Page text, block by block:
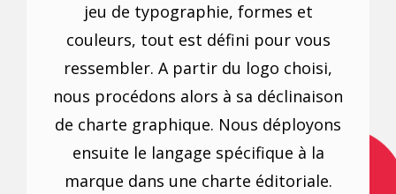
jeu de typographie, formes et
couleurs, tout est défini pour vous
ressembler. A partir du logo choisi,
nous procédons alors à sa déclinaison
de charte graphique. Nous déployons
ensuite le langage spécifique à la
marque dans une charte éditoriale.